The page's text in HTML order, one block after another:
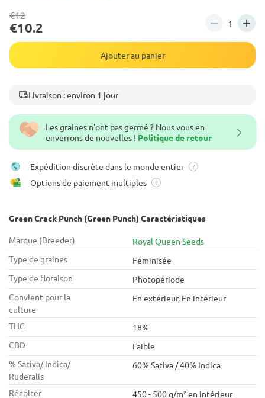
Les graines n'ont pas germé ? Nous vous en
enverrons de nouvelles ! Politique de retour
Expédition discrète dans le monde entier ?
Options de paiement multiples ?
Green Crack Punch (Green Punch) Caractéristiques
Marque (Breeder)
Royal Queen Seeds
Type de graines
Féminisée
Type de floraison
Photopériode
Convient pour la
culture
En extérieur, En intérieur
THC
18%
CBD
Faible
% Sativa/ Indica/
Ruderalis
60% Sativa / 40% Indica
Récolter 450 - 500 g/m² en intérieur
€12
€10.2
Ajouter au panier
Livraison : environ 1 jour